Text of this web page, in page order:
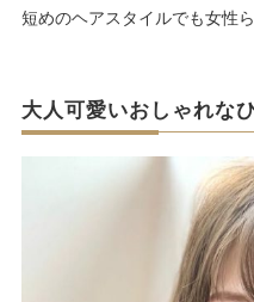
短めのヘアスタイルでも女性
大人可愛いおしゃれな